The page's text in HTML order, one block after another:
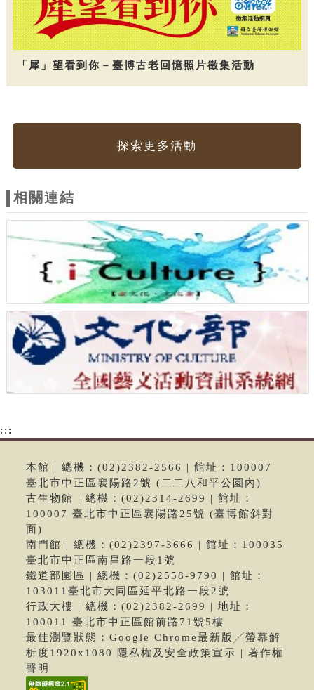
「犀」望看到你－臺博古老回憶照片徵集活動
探索更多活動
相關連結
:::
本館 | 總機：(02)2382-2566 | 館址：100007
臺北市中正區襄陽路2號 (二二八和平公園內)
古生物館 | 總機：(02)2314-2699 | 館址：
100007 臺北市中正區襄陽路25號 (臺博館斜對
面)
南門館 | 總機：(02)2397-3666 | 館址：100035
臺北市中正區南昌路一段1號
鐵道部園區 | 總機：(02)2558-9790 | 館址：
103011臺北市大同區延平北路一段2號
行政大樓 | 總機：(02)2382-2699 | 地址：
100011 臺北市中正區館前路71號5樓
最佳瀏覽狀態：Google Chrome最新版╱螢幕解
析度1920x1080 隱私權及安全政策宣示 | 著作權
聲明